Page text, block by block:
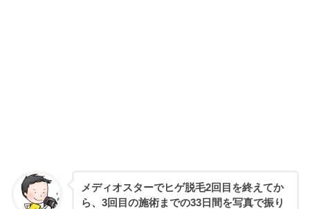
メディオスターでヒゲ脱毛2回目を終えてか
ら、3回目の施術までの33日間を写真で振り